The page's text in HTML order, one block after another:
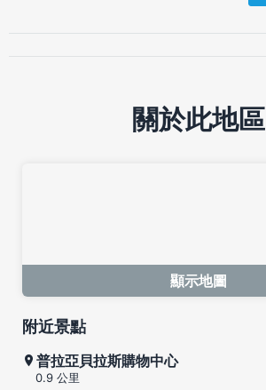
關於此地區
顯示地圖
附近景點
普拉亞貝拉斯購物中心
0.9 公里